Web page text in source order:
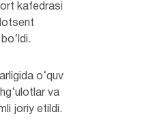
kafedrasi
o‘quv
va
joriy etildi.